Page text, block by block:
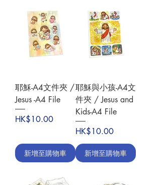
耶穌-A4文件夾 /
Jesus -A4 File
價格
HK$10.00
新增至購物車
耶穌與小孩-A4文
件夾 / Jesus and
Kids-A4 File
價格
HK$10.00
新增至購物車